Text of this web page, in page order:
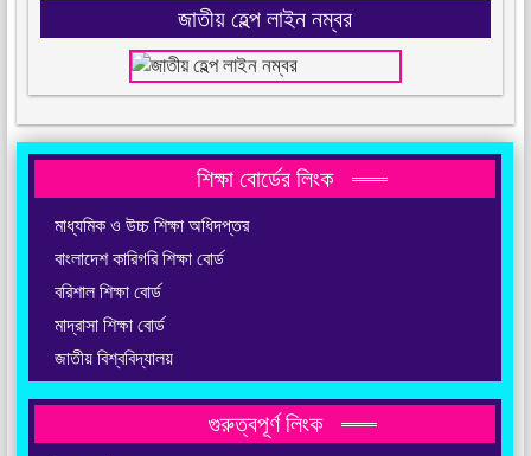
জাতীয় হেল্প লাইন নম্বর
শিক্ষা বোর্ডের লিংক
মাধ্যমিক ও উচ্চ শিক্ষা অধিদপ্তর
বাংলাদেশ কারিগরি শিক্ষা বোর্ড
বরিশাল শিক্ষা বোর্ড
মাদ্রাসা শিক্ষা বোর্ড
জাতীয় বিশ্ববিদ্যালয়
গুরুত্বপূর্ণ লিংক